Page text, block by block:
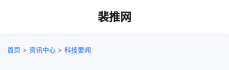
裴推网
首页 > 资讯中心 > 科技要闻